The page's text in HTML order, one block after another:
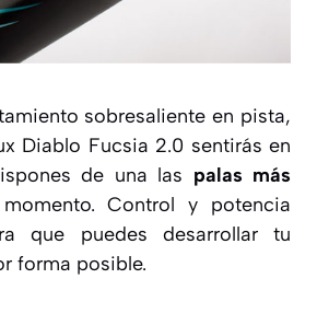
sobresaliente en pista,
Diablo Fucsia 2.0 sentirás en
de una las palas más
Control y potencia
que puedes desarrollar tu
forma posible.